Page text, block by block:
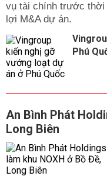
vụ tài chính trước thời
lợi M&A dự án.
Phú
An Bình Phát
Long Biên